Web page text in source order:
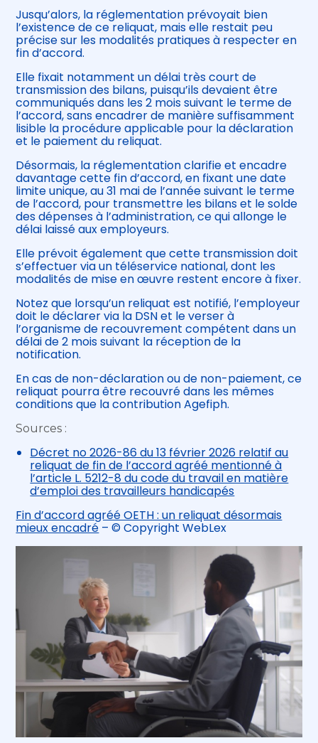
Jusqu’alors, la réglementation prévoyait bien
l’existence de ce reliquat, mais elle restait peu
précise sur les modalités pratiques à respecter en
fin d’accord.
Elle fixait notamment un délai très court de
transmission des bilans, puisqu’ils devaient être
communiqués dans les 2 mois suivant le terme de
l’accord, sans encadrer de manière suffisamment
lisible la procédure applicable pour la déclaration
et le paiement du reliquat.
Désormais, la réglementation clarifie et encadre
davantage cette fin d’accord, en fixant une date
limite unique, au 31 mai de l’année suivant le terme
de l’accord, pour transmettre les bilans et le solde
des dépenses à l’administration, ce qui allonge le
délai laissé aux employeurs.
Elle prévoit également que cette transmission doit
s’effectuer via un téléservice national, dont les
modalités de mise en œuvre restent encore à fixer.
Notez que lorsqu’un reliquat est notifié, l’employeur
doit le déclarer via la DSN et le verser à
l’organisme de recouvrement compétent dans un
délai de 2 mois suivant la réception de la
notification.
En cas de non-déclaration ou de non-paiement, ce
reliquat pourra être recouvré dans les mêmes
conditions que la contribution Agefiph.
Sources :
Décret no 2026-86 du 13 février 2026 relatif au
reliquat de fin de l’accord agréé mentionné à
l’article L. 5212-8 du code du travail en matière
d’emploi des travailleurs handicapés
Fin d’accord agréé OETH : un reliquat désormais
mieux encadré – © Copyright WebLex